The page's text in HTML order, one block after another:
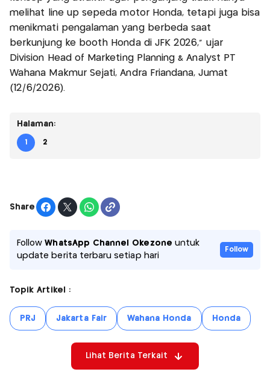
melihat line up sepeda motor Honda, tetapi juga bisa
menikmati pengalaman yang berbeda saat
berkunjung ke booth Honda di JFK 2026,” ujar
Division Head of Marketing Planning & Analyst PT
Wahana Makmur Sejati, Andra Friandana, Jumat
(12/6/2026).
Halaman:
1 2
Share
FollowWhatsApp Channel Okezone untuk
update berita terbaru setiap hari
Follow
Topik Artikel :
PRJ Jakarta Fair Wahana Honda Honda
Lihat Berita Terkait